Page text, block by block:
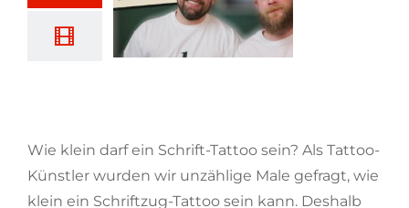
Wie klein darf ein Schrift-Tattoo sein? Als Tattoo-
Künstler wurden wir unzählige Male gefragt, wie
klein ein Schriftzug-Tattoo sein kann. Deshalb